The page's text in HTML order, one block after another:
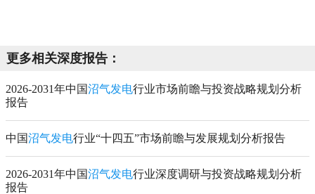
更多相关深度报告：
2026-2031年中国沼气发电行业市场前瞻与投资战略规划分析
报告
中国沼气发电行业“十四五”市场前瞻与发展规划分析报告
2026-2031年中国沼气发电行业深度调研与投资战略规划分析
报告